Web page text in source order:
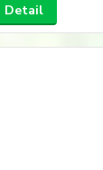
Detail